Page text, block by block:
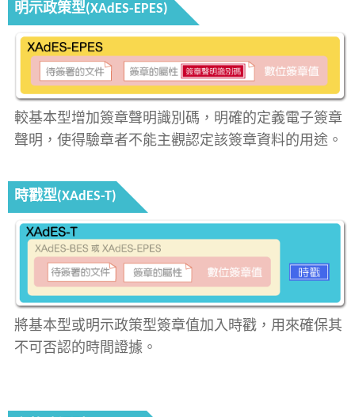
明示政策型(XAdES-EPES)
較基本型增加簽章聲明識別碼，明確的定義電子簽章
聲明，使得驗章者不能主觀認定該簽章資料的用途。
時戳型(XAdES-T)
將基本型或明示政策型簽章值加入時戳，用來確保其
不可否認的時間證據。